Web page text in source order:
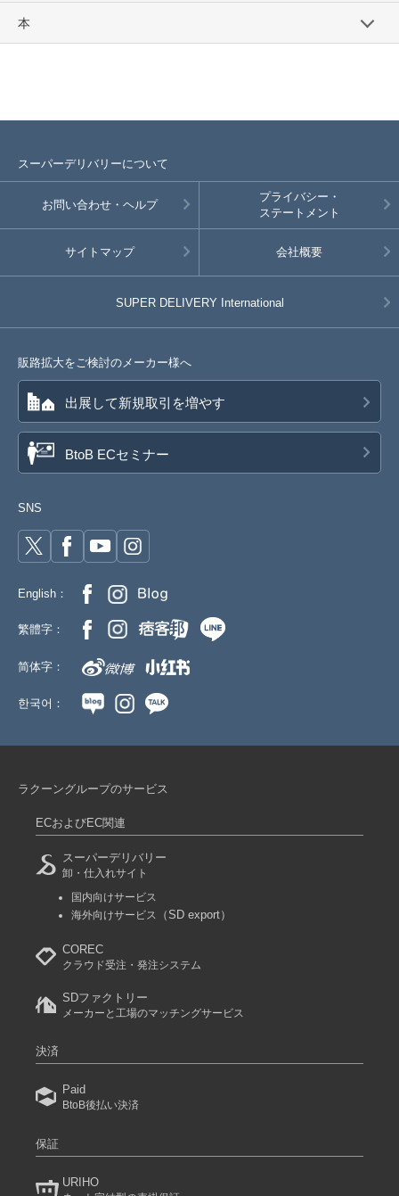
本
スーパーデリバリーについて
お問い合わせ・ヘルプ
プライバシー・
ステートメント
サイトマップ 会社概要
SUPER DELIVERY International
販路拡大をご検討のメーカー様へ
出展して新規取引を増やす
BtoB ECセミナー
SNS
English：
繁體字：
简体字：
한국어：
ラクーングループのサービス
ECおよびEC関連
スーパーデリバリー
卸・仕入れサイト
国内向けサービス
海外向けサービス
（SD export）
COREC
クラウド受注・発注システム
SDファクトリー
メーカーと工場のマッチングサービス
決済
Paid
BtoB後払い決済
保証
URIHO